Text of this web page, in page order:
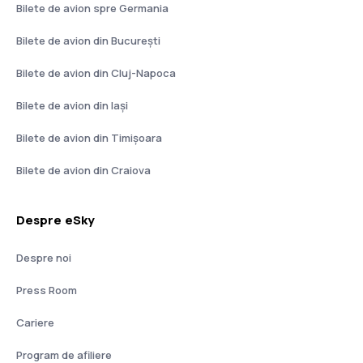
Bilete de avion spre Germania
Bilete de avion din București
Bilete de avion din Cluj-Napoca
Bilete de avion din Iași
Bilete de avion din Timișoara
Bilete de avion din Craiova
Despre eSky
Despre noi
Press Room
Cariere
Program de afiliere